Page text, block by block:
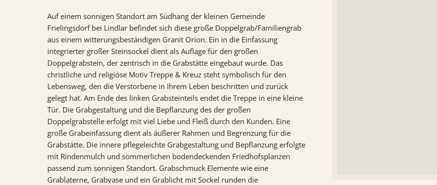
REFERENZEN
Auf einem sonnigen Standort am Südhang der kleinen Gemeinde
Frielingsdorf bei Lindlar befindet sich diese große Doppelgrab/Familiengrab
aus einem witterungsbeständigen Granit Orion. Ein in die Einfassung
integrierter großer Steinsockel dient als Auflage für den großen
Doppelgrabstein, der zentrisch in die Grabstätte eingebaut wurde. Das
christliche und religiöse Motiv Treppe & Kreuz steht symbolisch für den
Lebensweg, den die Verstorbene in Ihrem Leben beschritten und zurück
gelegt hat. Am Ende des linken Grabsteinteils endet die Treppe in eine kleine
Tür. Die Grabgestaltung und die Bepflanzung des der großen
Doppelgrabstelle erfolgt mit viel Liebe und Fleiß durch den Kunden. Eine
große Grabeinfassung dient als äußerer Rahmen und Begrenzung für die
Grabstätte. Die innere pflegeleichte Grabgestaltung und Bepflanzung erfolgte
mit Rindenmulch und sommerlichen bodendeckenden Friedhofsplanzen
passend zum sonnigen Standort. Grabschmuck Elemente wie eine
Grablaterne, Grabvase und ein Grablicht mit Sockel runden die